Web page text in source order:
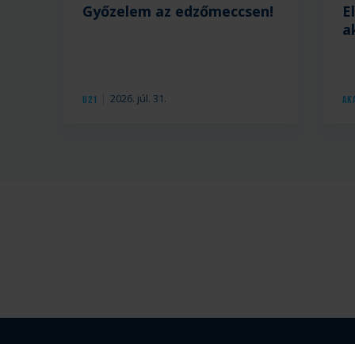
U21 2026. júl. 31.
Győzelem az edzőmeccsen!